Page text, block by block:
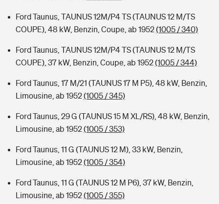
Ford Taunus, TAUNUS 12M/P4 TS (TAUNUS 12 M/TS
COUPE), 48 kW, Benzin, Coupe, ab 1952(1005 / 340)
Ford Taunus, TAUNUS 12M/P4 TS (TAUNUS 12 M/TS
COUPE), 37 kW, Benzin, Coupe, ab 1952(1005 / 344)
Ford Taunus, 17 M/21 (TAUNUS 17 M P5), 48 kW, Benzin,
Limousine, ab 1952(1005 / 345)
Ford Taunus, 29 G (TAUNUS 15 M XL/RS), 48 kW, Benzin,
Limousine, ab 1952(1005 / 353)
Ford Taunus, 11 G (TAUNUS 12 M), 33 kW, Benzin,
Limousine, ab 1952(1005 / 354)
Ford Taunus, 11 G (TAUNUS 12 M P6), 37 kW, Benzin,
Limousine, ab 1952(1005 / 355)